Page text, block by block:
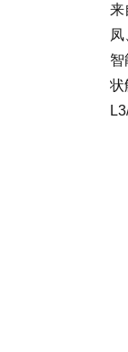
来
智
状